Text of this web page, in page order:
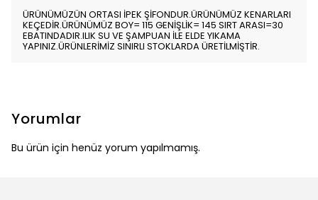
ÜRÜNÜMÜZÜN ORTASI İPEK ŞİFONDUR.ÜRÜNÜMÜZ KENARLARI
KEÇEDİR.ÜRÜNÜMÜZ BOY= 115 GENİŞLİK= 145 SIRT ARASI=30
EBATINDADIR.ILIK SU VE ŞAMPUAN İLE ELDE YIKAMA
YAPINIZ.ÜRÜNLERİMİZ SINIRLI STOKLARDA ÜRETİLMİŞTİR.
Yorumlar
Bu ürün için henüz yorum yapılmamış.